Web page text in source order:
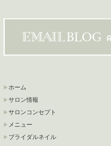
ホーム
サロン情報
サロンコンセプト
メニュー
ブライダルネイル